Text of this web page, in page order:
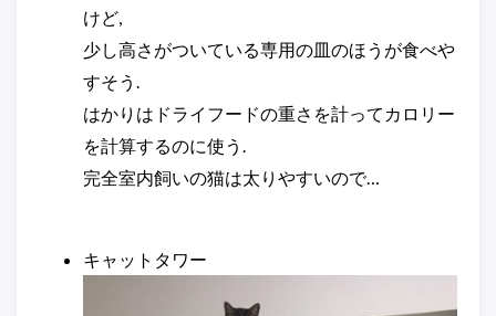
けど,
少し高さがついている専用の皿のほうが食べや
すそう.
はかりはドライフードの重さを計ってカロリー
を計算するのに使う.
完全室内飼いの猫は太りやすいので…
キャットタワー